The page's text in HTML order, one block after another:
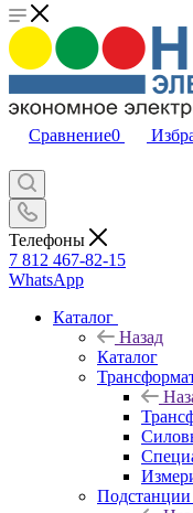
Сравнение0
Телефоны
7 812 467-82-15
WhatsApp
Каталог
Назад
Каталог